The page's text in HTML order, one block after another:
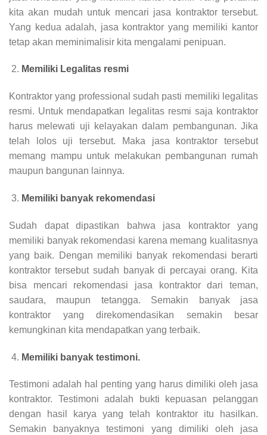
kita akan mudah untuk mencari jasa kontraktor tersebut.
Yang kedua adalah, jasa kontraktor yang memiliki kantor
tetap akan meminimalisir kita mengalami penipuan.
Memiliki Legalitas resmi
Kontraktor yang professional sudah pasti memiliki legalitas
resmi. Untuk mendapatkan legalitas resmi saja kontraktor
harus melewati uji kelayakan dalam pembangunan. Jika
telah lolos uji tersebut. Maka jasa kontraktor tersebut
memang mampu untuk melakukan pembangunan rumah
maupun bangunan lainnya.
Memiliki banyak rekomendasi
Sudah dapat dipastikan bahwa jasa kontraktor yang
memiliki banyak rekomendasi karena memang kualitasnya
yang baik. Dengan memiliki banyak rekomendasi berarti
kontraktor tersebut sudah banyak di percayai orang. Kita
bisa mencari rekomendasi jasa kontraktor dari teman,
saudara, maupun tetangga. Semakin banyak jasa
kontraktor yang direkomendasikan semakin besar
kemungkinan kita mendapatkan yang terbaik.
Memiliki banyak testimoni.
Testimoni adalah hal penting yang harus dimiliki oleh jasa
kontraktor. Testimoni adalah bukti kepuasan pelanggan
dengan hasil karya yang telah kontraktor itu hasilkan.
Semakin banyaknya testimoni yang dimiliki oleh jasa